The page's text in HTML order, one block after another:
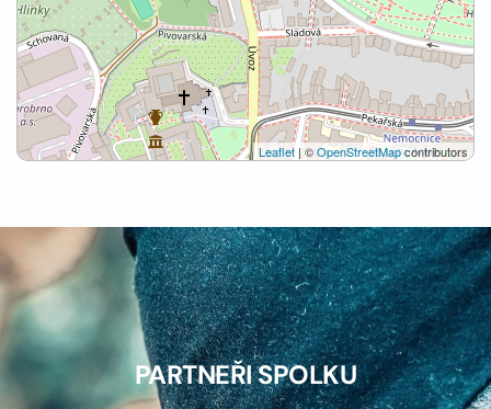
Leaflet | ©OpenStreetMapcontributors
PARTNEŘI SPOLKU